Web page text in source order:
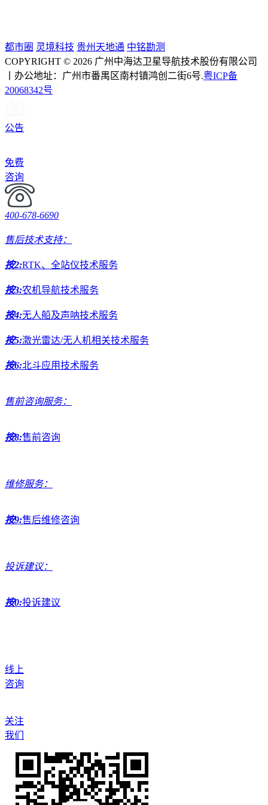
都市圈 灵境科技 贵州天地通 中铭勘测
COPYRIGHT © 2026 广州中海达卫星导航技术股份有限公司
丨办公地址：广州市番禺区南村镇鸿创二街6号.粤ICP备
20068342号
公告
免费
咨询
400-678-6690
售后技术支持：
按2:RTK、全站仪技术服务
按3:农机导航技术服务
按4:无人船及声呐技术服务
按5:激光雷达/无人机相关技术服务
按6:北斗应用技术服务
售前咨询服务：
按8:售前咨询
维修服务：
按9:售后维修咨询
投诉建议：
按0:投诉建议
线上
咨询
关注
我们